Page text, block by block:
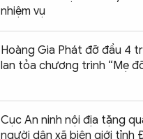
nhiệm vụ
Hoàng Gia Phát đỡ đầu 4
lan tỏa chương trình “Mẹ
Cục An ninh nội địa tặng
người dân xã biên giới tỉnh